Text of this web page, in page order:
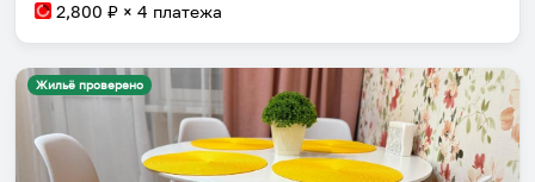
2,800 ₽ × 4 платежа
Жильё проверено